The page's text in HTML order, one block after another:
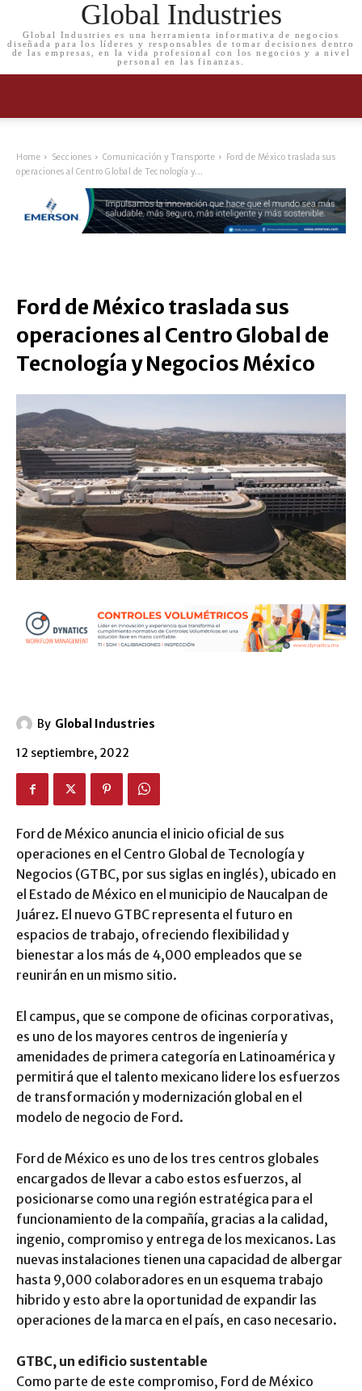
Global Industries
Global Industries es una herramienta informativa de negocios
diseñada para los líderes y responsables de tomar decisiones dentro
de las empresas, en la vida profesional con los negocios y a nivel
personal en las finanzas.
Home Secciones Comunicación y Transporte
Ford de México traslada sus
operaciones al Centro Global de Tecnología y...
Ford de México traslada sus
operaciones al Centro Global de
Tecnología y Negocios México
By Global Industries
12 septiembre, 2022
Ford de México anuncia el inicio oficial de sus
operaciones en el Centro Global de Tecnología y
Negocios (GTBC, por sus siglas en inglés), ubicado en
el Estado de México en el municipio de Naucalpan de
Juárez. El nuevo GTBC representa el futuro en
espacios de trabajo, ofreciendo flexibilidad y
bienestar a los más de 4,000 empleados que se
reunirán en un mismo sitio.
El campus, que se compone de oficinas corporativas,
es uno de los mayores centros de ingeniería y
amenidades de primera categoría en Latinoamérica y
permitirá que el talento mexicano lidere los esfuerzos
de transformación y modernización global en el
modelo de negocio de Ford.
Ford de México es uno de los tres centros globales
encargados de llevar a cabo estos esfuerzos, al
posicionarse como una región estratégica para el
funcionamiento de la compañía, gracias a la calidad,
ingenio, compromiso y entrega de los mexicanos. Las
nuevas instalaciones tienen una capacidad de albergar
hasta 9,000 colaboradores en un esquema trabajo
hibrido y esto abre la oportunidad de expandir las
operaciones de la marca en el país, en caso necesario.
GTBC, un edificio sustentable
Como parte de este compromiso, Ford de México